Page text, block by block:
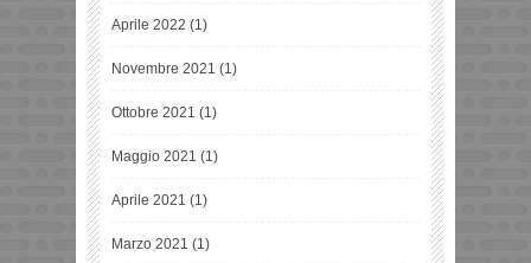
Aprile 2022 (1)
Novembre 2021 (1)
Ottobre 2021 (1)
Maggio 2021 (1)
Aprile 2021 (1)
Marzo 2021 (1)